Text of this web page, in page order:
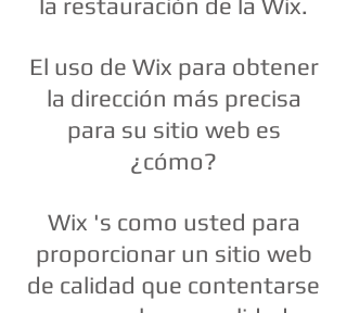
El uso de Wix para obtener
la dirección más precisa
para su sitio web es
¿cómo?
Wix 's como usted para
proporcionar un sitio web
de calidad que contentarse